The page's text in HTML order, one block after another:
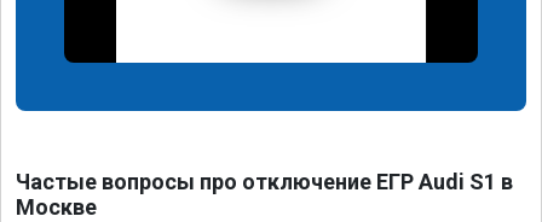
Частые вопросы про отключение ЕГР Audi S1 в
Москве